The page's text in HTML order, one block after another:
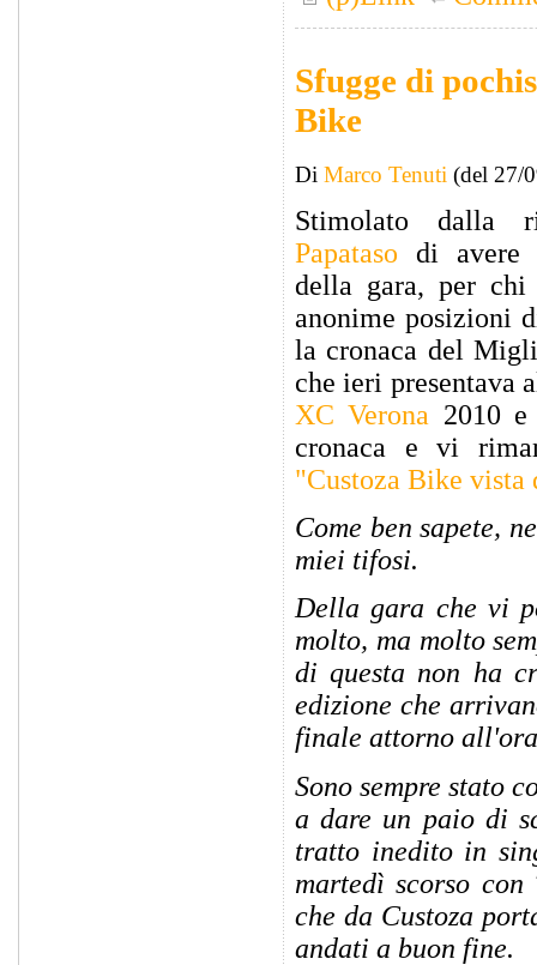
Sfugge di
Bike
Di Marco Tenuti (del 27/
Stimolato dalla
Papataso di avere
della gara, per
anonime posizioni
la cronaca del
che ieri presentava
XC Verona 2010
cronaca e vi
"Custoza Bike vista
Come ben sapete,
miei tifosi.
Della gara che vi
molto, ma molto
di questa non ha
edizione che
finale attorno
Sono sempre stato
a dare un paio di
tratto inedito in
martedì scorso
che da Custoza
andati a buon fine.